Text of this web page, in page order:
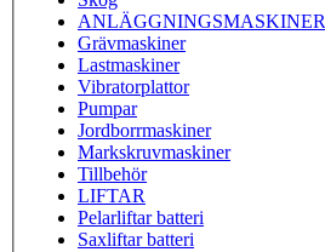
ANLÄGGNINGSMASKINER
Grävmaskiner
Lastmaskiner
Vibratorplattor
Pumpar
Jordborrmaskiner
Markskruvmaskiner
Tillbehör
LIFTAR
Pelarliftar batteri
Saxliftar batteri